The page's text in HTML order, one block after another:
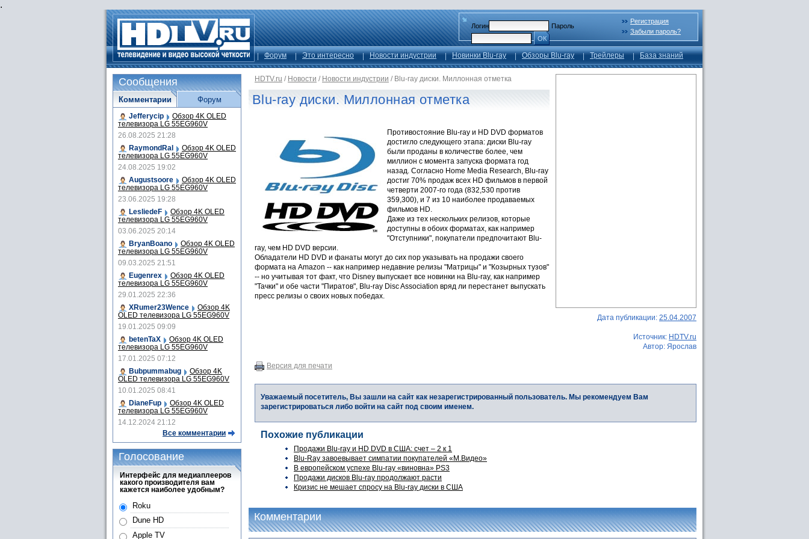
.
Логин
Пароль
ОК
Регистрация
Забыли пароль?
Форум Это интересно Новости индустрии Новинки Blu-ray Обзоры Blu-ray Трейлеры База знаний
HDTV.ru / Новости / Новости индустрии / Blu-ray диски. Миллонная отметка
Blu-ray диски. Миллонная отметка
Противостояние Blu-ray и HD DVD форматов
достигло следующего этапа: диски Blu-ray
были проданы в количестве более, чем
миллион с момента запуска формата год
назад. Согласно Home Media Research, Blu-ray
достиг 70% продаж всех HD фильмов в первой
четверти 2007-го года (832,530 против
359,300), и 7 из 10 наиболее продаваемых
фильмов HD.
Даже из тех нескольких релизов, которые
доступны в обоих форматах, как например
"Отступники", покупатели предпочитают Blu-
ray, чем HD DVD версии.
Обладатели HD DVD и фанаты могут до сих пор указывать на продажи своего
формата на Amazon -- как например недавние релизы "Матрицы" и "Козырных тузов"
-- но учитывая тот факт, что Disney выпускает все новинки на Blu-ray, как например
"Тачки" и обе части "Пиратов", Blu-ray Disc Association вряд ли перестанет выпускать
пресс релизы о своих новых победах.
Дата публикации: 25.04.2007
Источник: HDTV.ru
Автор: Ярослав
Версия для печати
Уважаемый посетитель, Вы зашли на сайт как незарегистрированный пользователь. Мы рекомендуем Вам
зарегистрироваться либо войти на сайт под своим именем.
Похожие публикации
Продажи Blu-ray и HD DVD в США: счет – 2 к 1
Blu-Ray завоевывает симпатии покупателей «М.Видео»
В европейском успехе Blu-ray «виновна» PS3
Продажи дисков Blu-ray продолжают расти
Кризис не мешает спросу на Blu-ray диски в США
Комментарии
Сообщения
Комментарии
Jefferycip Обзор 4K OLED
телевизора LG 55EG960V
26.08.2025 21:28
RaymondRal
Обзор 4K OLED
телевизора LG 55EG960V
24.08.2025 19:02
Augustsoore
Обзор 4K OLED
телевизора LG 55EG960V
23.06.2025 19:28
LesliedeF
Обзор 4K OLED
телевизора LG 55EG960V
03.06.2025 20:14
BryanBoano
Обзор 4K OLED
телевизора LG 55EG960V
09.03.2025 21:51
Eugenrex
Обзор 4K OLED
телевизора LG 55EG960V
29.01.2025 22:36
XRumer23Wence
Обзор 4K
OLED телевизора LG 55EG960V
19.01.2025 09:09
betenTaX
Обзор 4K OLED
телевизора LG 55EG960V
17.01.2025 07:12
Bubpummabug
Обзор 4K
OLED телевизора LG 55EG960V
10.01.2025 08:41
DianeFup
Обзор 4K OLED
телевизора LG 55EG960V
14.12.2024 21:12
Все комментарии
Форум
Голосование
Интерфейс для медиаплееров
какого производителя вам
кажется наиболее удобным?
Roku
Dune HD
Apple TV